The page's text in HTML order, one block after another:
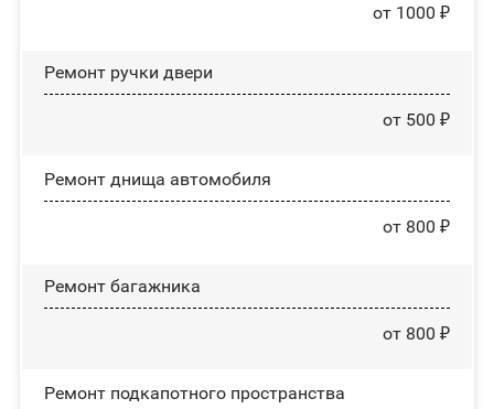
от 1000 ₽
Ремонт ручки двери
от 500 ₽
Ремонт днища автомобиля
от 800 ₽
Ремонт багажника
от 800 ₽
Ремонт подкапотного пространства